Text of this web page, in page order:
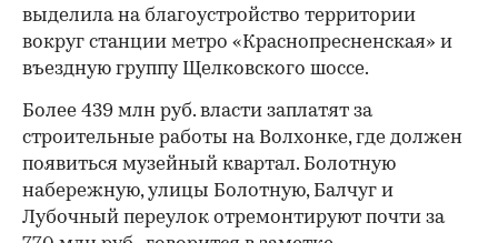
выделила на благоустройство территории
вокруг станции метро «Краснопресненская» и
въездную группу Щелковского шоссе.
Более 439 млн руб. власти заплатят за
строительные работы на Волхонке, где должен
появиться музейный квартал. Болотную
набережную, улицы Болотную, Балчуг и
Лубочный переулок отремонтируют почти за